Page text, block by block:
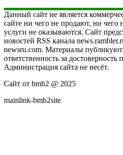
Данный сайт не является
сайте ни чего не продают, ни чего
услуги не оказываются. Сайт
новостей RSS канала
newsru.com. Материалы
ответственность за
Администрация сайта не несёт.
Сайт от bmb2 @ 2025
mainlink-bmb2site